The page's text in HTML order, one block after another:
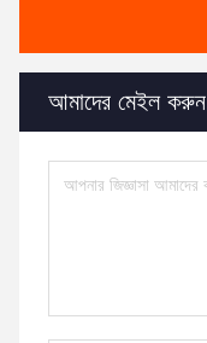
আমাদের মেইল করুন